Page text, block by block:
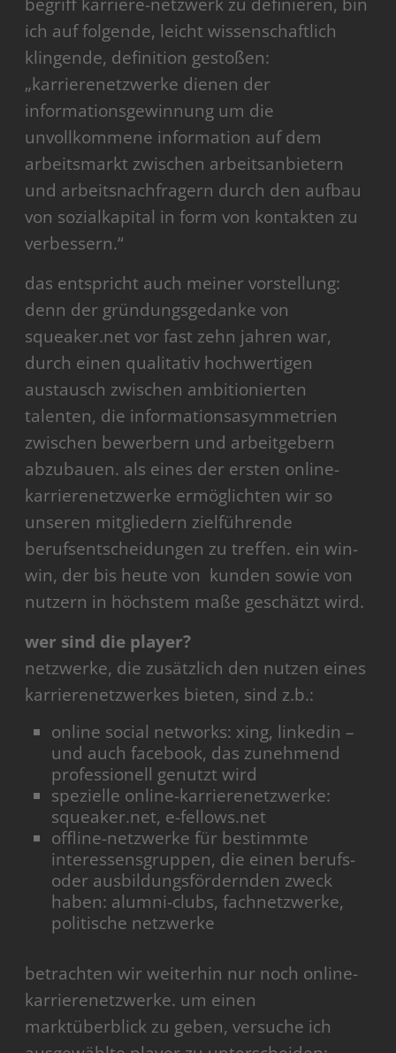
ich auf folgende, leicht wissenschaftlich
klingende, definition gestoßen:
„karrierenetzwerke dienen der
informationsgewinnung um die
unvollkommene information auf dem
arbeitsmarkt zwischen arbeitsanbietern
und arbeitsnachfragern durch den aufbau
von sozialkapital in form von kontakten zu
verbessern.“
das entspricht auch meiner vorstellung:
denn der gründungsgedanke von
squeaker.net vor fast zehn jahren war,
durch einen qualitativ hochwertigen
austausch zwischen ambitionierten
talenten, die informationsasymmetrien
zwischen bewerbern und arbeitgebern
abzubauen. als eines der ersten online-
karrierenetzwerke ermöglichten wir so
unseren mitgliedern zielführende
berufsentscheidungen zu treffen. ein win-
win, der bis heute von kunden sowie von
nutzern in höchstem maße geschätzt wird.
wer sind die player?
netzwerke, die zusätzlich den nutzen eines
karrierenetzwerkes bieten, sind z.b.:
online social networks: xing, linkedin –
und auch facebook, das zunehmend
professionell genutzt wird
spezielle online-karrierenetzwerke:
squeaker.net, e-fellows.net
offline-netzwerke für bestimmte
interessensgruppen, die einen berufs-
oder ausbildungsfördernden zweck
haben: alumni-clubs, fachnetzwerke,
politische netzwerke
betrachten wir weiterhin nur noch online-
karrierenetzwerke. um einen
marktüberblick zu geben, versuche ich